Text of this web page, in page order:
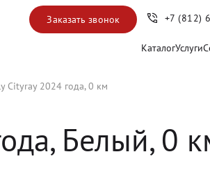
КаталогУслуги
Заказать звонок +7 (812)
Cityray 2024 года, 0 км
Белый, 0